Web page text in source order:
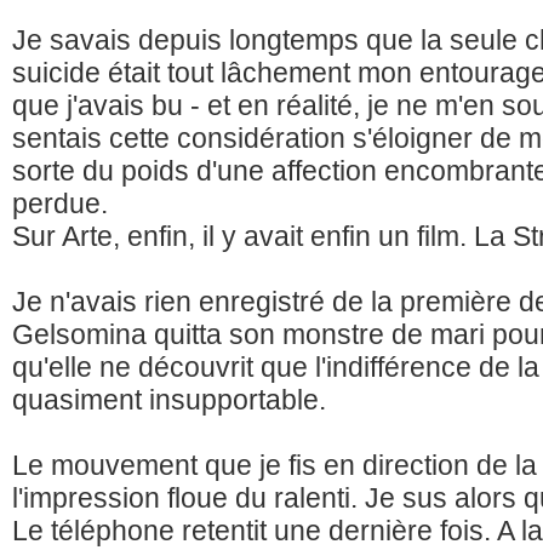
Je savais depuis longtemps que la seule
suicide était tout lâchement mon
que j'avais bu - et en réalité, je ne m'en
sentais cette considération s'éloigner de
sorte du poids d'une affection
perdue.
Sur Arte, enfin, il y avait enfin un film. La
Je n'avais rien enregistré de la première
Gelsomina quitta son monstre de mari
qu'elle ne découvrit que l'indifférence de
quasiment insupportable.
Le mouvement que je fis en direction de
l'impression floue du ralenti. Je sus alors
Le téléphone retentit une dernière fois. A